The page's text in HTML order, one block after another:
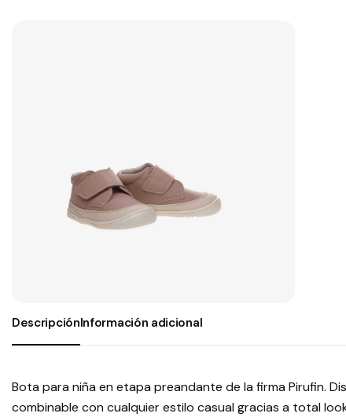
DescripciónInformación adicional
Bota para niña en etapa preandante de la firma Pirufin.
combinable con cualquier estilo casual gracias a total